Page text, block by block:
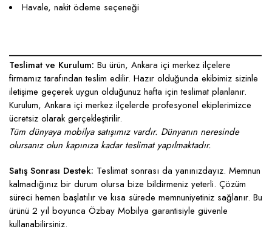
Havale, nakit ödeme seçeneği
____________________________________________________
Teslimat ve Kurulum: Bu ürün, Ankara içi merkez ilçelere
firmamız tarafından teslim edilir. Hazır olduğunda ekibimiz sizinle
iletişime geçerek uygun olduğunuz hafta için teslimat planlanır.
Kurulum, Ankara içi merkez ilçelerde profesyonel ekiplerimizce
ücretsiz olarak gerçekleştirilir.
Tüm dünyaya mobilya satışımız vardır. Dünyanın neresinde
olursanız olun kapınıza kadar teslimat yapılmaktadır.
Satış Sonrası Destek: Teslimat sonrası da yanınızdayız. Memnun
kalmadığınız bir durum olursa bize bildirmeniz yeterli. Çözüm
süreci hemen başlatılır ve kısa sürede memnuniyetiniz sağlanır. Bu
ürünü 2 yıl boyunca Özbay Mobilya garantisiyle güvenle
kullanabilirsiniz.